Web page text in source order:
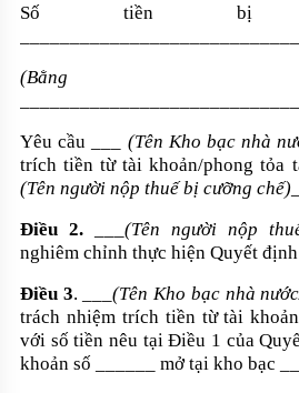
Số tiền bị
(Bằng
Yêu cầu ___ (Tên Kho bạc nhà
trích tiền từ tài khoản/phong tỏa
(Tên người nộp thuế bị cưỡng chế)
Điều 2.
(Tên người nộp
nghiêm chỉnh thực hiện Quyết định
Điều 3. ___(Tên Kho bạc nhà
trách nhiệm trích tiền từ tài
với số tiền nêu tại Điều 1 của
khoản số ______ mở tại kho bạc